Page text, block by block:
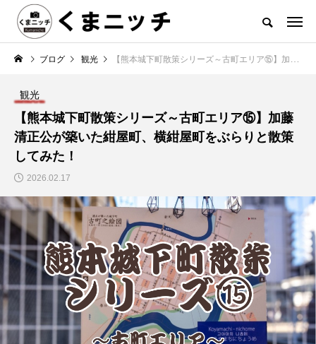
ブログ 観光 【熊本城下町散策シリーズ～古町エリア⑮】加藤清正公が築いた紺屋町、横紺屋町をぶらりと散策してみた！
観光
【熊本城下町散策シリーズ～古町エリア⑮】加藤
清正公が築いた紺屋町、横紺屋町をぶらりと散策
してみた！
2026.02.17